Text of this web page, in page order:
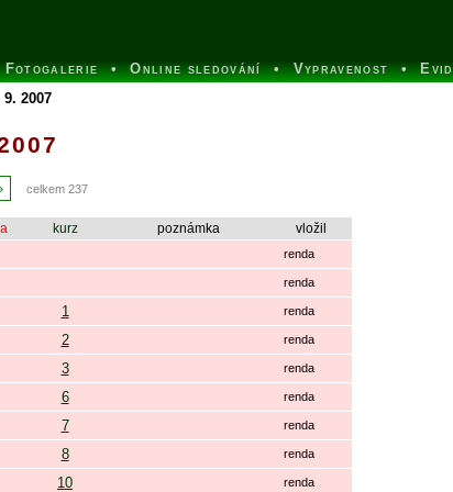
Fotogalerie Online sledování Vypravenost
celkem 237
kurz poznámka
vložil
renda
renda
1 renda
2 renda
3 renda
6 renda
7 renda
8 renda
10 renda
9. 2007